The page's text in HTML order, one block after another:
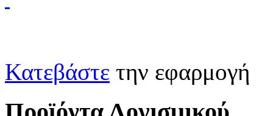
Κατεβάστε την εφαρμογή